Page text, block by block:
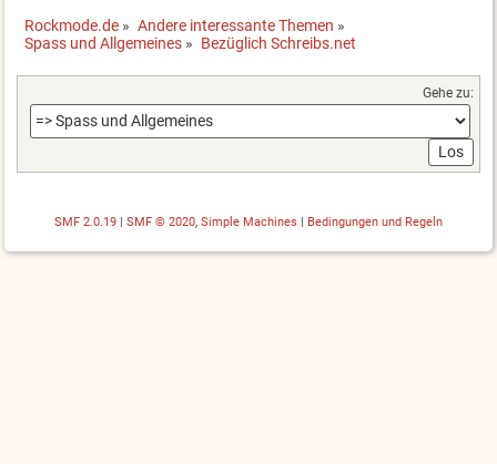
Rockmode.de » Andere interessante Themen »
Spass und Allgemeines » Bezüglich Schreibs.net
Gehe zu:
SMF 2.0.19 SMF © 2020, Simple Machines Bedingungen und Regeln